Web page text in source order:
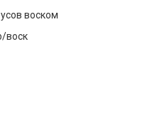
воском
воск